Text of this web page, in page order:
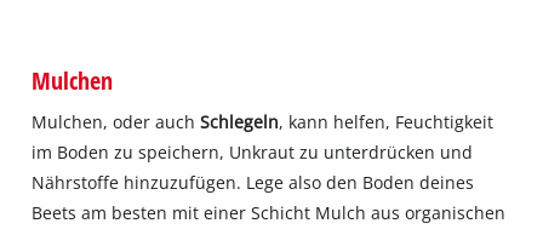
Mulchen
Mulchen, oder auchSchlegeln, kann helfen, Feuchtigkeit
im Boden zu speichern, Unkraut zu unterdrücken und
Nährstoffe hinzuzufügen. Lege also den Boden deines
Beets am besten mit einer Schicht Mulch aus organischen